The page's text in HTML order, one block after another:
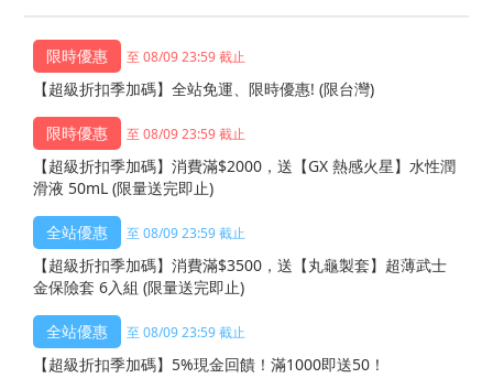
至 08/09 23:59 截止
【超級折扣季加碼】全站免運、限時優惠! (限台灣)
至 08/09 23:59 截止
【超級折扣季加碼】消費滿$2000，送【GX 熱感火星】水性潤
滑液 50mL (限量送完即止)
至 08/09 23:59 截止
【超級折扣季加碼】消費滿$3500，送【丸龜製套】超薄武士
金保險套 6入組 (限量送完即止)
至 08/09 23:59 截止
【超級折扣季加碼】5%現金回饋！滿1000即送50！